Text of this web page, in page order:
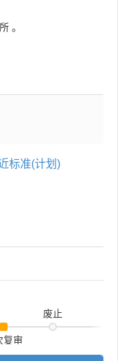
。
标准(计划)
复审
废止